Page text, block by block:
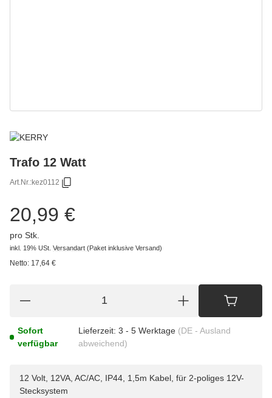
Trafo 12 Watt
Art.Nr.:kez0112
20,99 €
pro Stk.
inkl. 19% USt. Versandart (Paket inklusive Versand)
Netto: 17,64 €
Sofort
verfügbar
Lieferzeit: 3 - 5 Werktage (DE - Ausland
abweichend)
12 Volt, 12VA, AC/AC, IP44, 1,5m Kabel, für 2-poliges 12V-
Stecksystem